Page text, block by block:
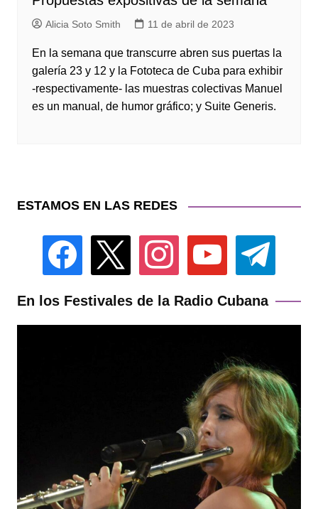
Alicia Soto Smith 11 de abril de 2023
En la semana que transcurre abren sus puertas la
galería 23 y 12 y la Fototeca de Cuba para exhibir
-respectivamente- las muestras colectivas Manuel
es un manual, de humor gráfico; y Suite Generis.
ESTAMOS EN LAS REDES
facebook instagram youtube telegram
En los Festivales de la Radio Cubana